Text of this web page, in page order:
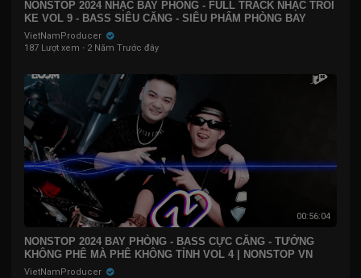
NONSTOP 2024 NHẠC BAY PHÒNG - FULL TRACK NHẠC TRÔI
KE VOL 9 - BASS SIÊU CĂNG - SIÊU PHẨM PHÒNG BAY
VietNamProducer
187 Lượt xem · 2 Năm Trước đây
00:56:04
NONSTOP 2024 BAY PHÒNG - BASS CỰC CĂNG - TƯỞNG
KHÔNG PHÊ MÀ PHÊ KHÔNG TỈNH VOL 4 | NONSTOP VN
VietNamProducer